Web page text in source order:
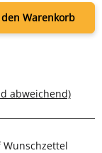
Warenkorb
abweichend)
Wunschzettel